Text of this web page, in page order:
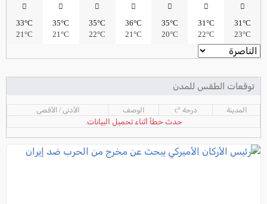
31°C
23°C
31°C
22°C
35°C
20°C
36°C
21°C
35°C
22°C
35°C
21°C
33°C
21°C
توقعات الطقس للمدن
المدينة درجة °c الوصف الأدنى / الأقصى
حدث خطأ أثناء تحميل البيانات.